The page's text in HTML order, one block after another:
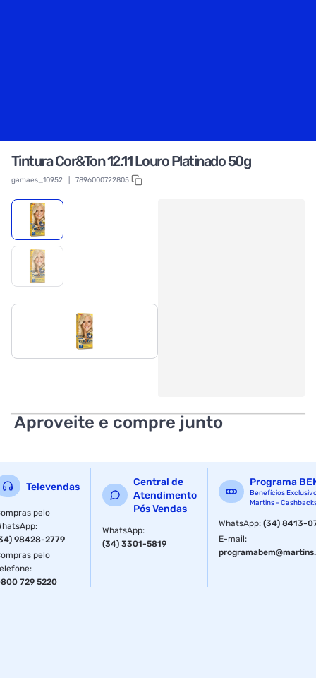
Tintura Cor&Ton 12.11 Louro Platinado 50g
gamaes_10952 7896000722805
Aproveite e compre junto
Televendas
pelo
:
98428-2779
pelo
:
729 5220
Central de
Atendimento
Pós Vendas
WhatsApp:
(34) 3301-5819
Programa
Benefícios
Martins -
WhatsApp:(34) 8413-
E-mail: